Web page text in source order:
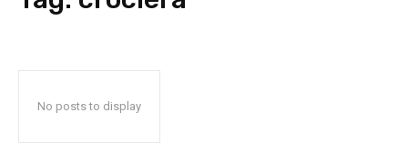
No posts to display